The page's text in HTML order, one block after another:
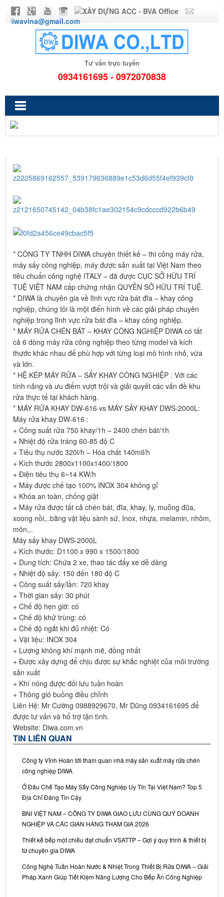
diwavina@gmail.com
Tư vấn trực tuyến
0934161695 - 0972070838
CÔNG NGHIỆP DIWA
* CÔNG TY TNHH DIWA chuyên thiết kế – thi công máy rửa,
máy sấy công nghiệp, máy được sản xuất tại Việt Nam theo
tiêu chuẩn công nghệ ITALY – đã được CỤC SỞ HỮU TRÍ
TUỆ VIỆT NAM cấp chứng nhận QUYỀN SỞ HỮU TRÍ TUỆ.
* DIWA là chuyên gia về lĩnh vực rửa bát đĩa – khay công
nghiệp, chúng tôi là một điển hình về các giải pháp chuyên
nghiệp trong lĩnh vực rửa bát đĩa – khay công nghiệp.
* MÁY RỬA CHÉN BÁT – KHAY CÔNG NGHIỆP DIWA có tất
cả 6 dòng máy rửa công nghiệp theo từng model và kích
thước khác nhau để phù hợp với từng loại mô hình nhỏ, vừa
và lớn.
* HỆ KÉP MÁY RỬA – SẤY KHAY CÔNG NGHIỆP : Với các
tính năng và ưu điểm vượt trội và giải quyết các vấn đề khu
rửa thực tế tại khách hàng.
* MÁY RỬA KHAY DW-616 vs MÁY SẤY KHAY DWS-2000L:
Máy rửa khay DW-616 :
+ Công suất rửa 750 khay/1h – 2400 chén bát/1h
+ Nhiệt độ rửa tráng 60-85 độ C
+ Tiêu thụ nước 320l/h – Hóa chất 140mil/h
+ Kích thước 2800x1100x1400/1800
+ Điện tiêu thụ 6~14 KW/h
+ Máy được chế tạo 100% INOX 304 không gỉ
+ Khóa an toàn, chống giật
+ Máy rửa được tất cả chén bát, đĩa, khay, ly, muỗng đũa,
xoong nồi,..bằng vật liệu sành sứ, Inox, nhựa, melamin, nhôm,
môn,..
Máy sấy khay DWS-2000L
+ Kích thước: D1100 x 990 x 1500/1800
+ Dung tích: Chứa 2 xe, thao tác đẩy xe dễ dàng
+ Nhiệt độ sấy: 150 đến 180 độ C
+ Công suất sấy/lần: 720 khay
+ Thời gian sấy: 30 phút
+ Chế độ hẹn giờ: có
+ Chế độ khử trùng: có
+ Chế độ ngắt khi đủ nhiệt: Có
+ Vật liệu: INOX 304
+ Lượng không khí mạnh mẽ, đồng nhất
+ Được xây dựng để chịu được sự khắc nghiệt của môi trường
sản xuất
+ Khí nóng được đối lưu tuần hoàn
+ Thông gió buồng điều chỉnh
Liên Hệ: Mr Cường 0988929670, Mr Dũng 0934161695 để
được tư vấn và hổ trợ tận tình.
Website: Diwa.com.vn
TIN LIÊN QUAN
Công ty Vĩnh Hoàn tới tham quan nhà máy sản xuất máy rửa chén
công nghiệp DIWA
Ở Đâu Chế Tạo Máy Sấy Công Nghiệp Uy Tín Tại Việt Nam? Top 5
Địa Chỉ Đáng Tin Cậy
BNI VIỆT NAM – CÔNG TY DIWA GIAO LƯU CÙNG QUÝ DOANH
NGHIỆP VÀ CÁC GIAN HÀNG THAM GIA 2026
Thiết kế bếp một chiều đạt chuẩn VSATTP – Gợi ý quy trình & thiết bị
từ chuyên gia DIWA
Công Nghệ Tuần Hoàn Nước & Nhiệt Trong Thiết Bị Rửa DIWA – Giải
Pháp Xanh Giúp Tiết Kiệm Năng Lượng Cho Bếp Ăn Công Nghiệp